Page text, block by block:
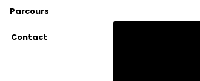
Parcours
Contact